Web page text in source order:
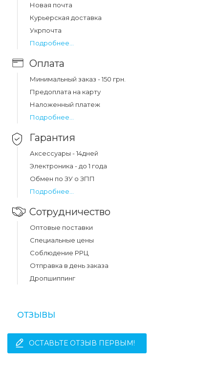
Какая цена на чехол silicone case ws samsung
m52 (m526) прозрачный?
Цена на чехол silicone case ws samsung m52 (m526)
прозрачный составляет 32 грн.
Новая почта
Курьерская доставка
Укрпочта
Подробнее...
Оплата
Минимальный заказ - 150 грн.
Предоплата на карту
Наложенный платеж
Подробнее...
Гарантия
Аксессуары - 14дней
Электроника - до 1 года
Обмен по ЗУ о ЗПП
Подробнее...
Сотрудничество
Оптовые поставки
Специальные цены
Соблюдение РРЦ
Отправка в день заказа
Дропшиппинг
ОТЗЫВЫ
ОСТАВЬТЕ ОТЗЫВ ПЕРВЫМ!